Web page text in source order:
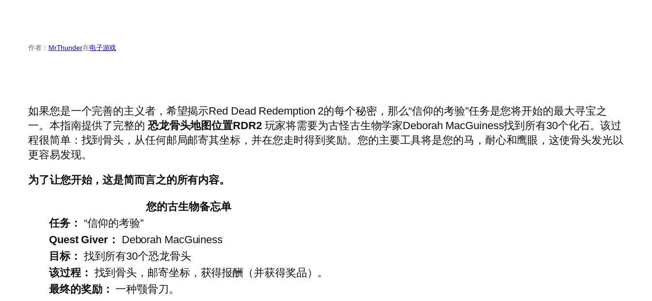
作者： MrThunder在电子游戏
如果您是一个完善的主义者，希望揭示Red Dead Redemption 2的每个秘密，那么“信仰的考验”任务是您将开始的最大寻宝之
一。本指南提供了完整的 恐龙骨头地图位置RDR2玩家将需要为古怪古生物学家Deborah MacGuiness找到所有30个化石。该过
程很简单：找到骨头，从任何邮局邮寄其坐标，并在您走时得到奖励。您的主要工具将是您的马，耐心和鹰眼，这使骨头发光以
更容易发现。
为了让您开始，这是简而言之的所有内容。
您的古生物备忘单
任务： “信仰的考验”
Quest Giver： Deborah MacGuiness
目标： 找到所有30个恐龙骨头
该过程： 找到骨头，邮寄坐标，获得报酬（并获得奖品）。
最终的奖励： 一种颚骨刀。